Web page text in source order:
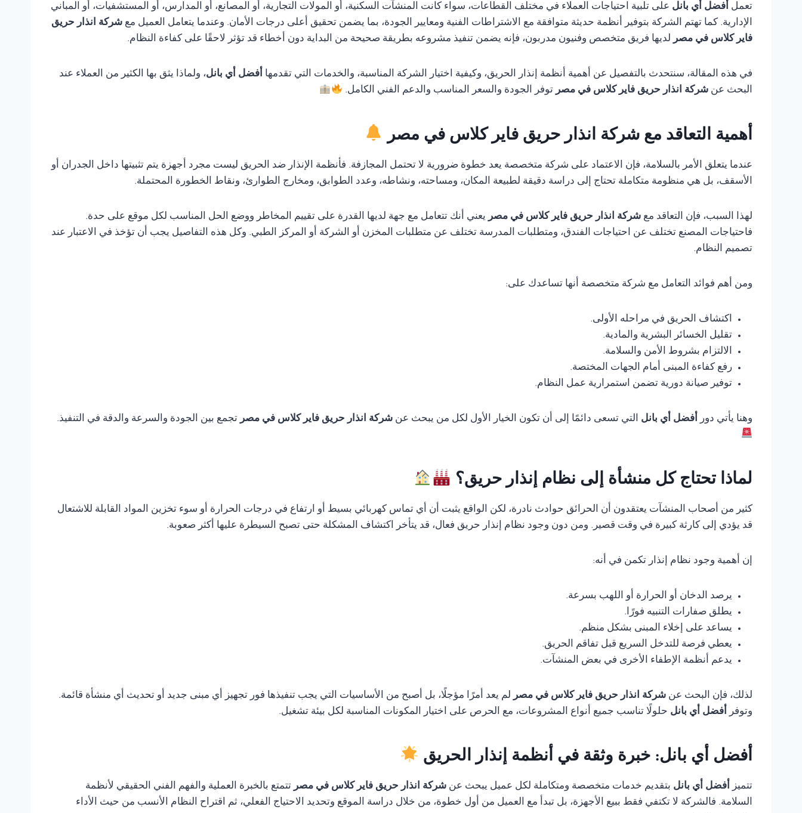
تعمل أفضل أي بانل على تلبية احتياجات العملاء في مختلف القطاعات، سواء كانت المنشآت السكنية، أو المولات التجارية، أو المصانع، أو المدارس، أو المستشفيات، أو المباني
الإدارية. كما تهتم الشركة بتوفير أنظمة حديثة متوافقة مع الاشتراطات الفنية ومعايير الجودة، بما يضمن تحقيق أعلى درجات الأمان. وعندما يتعامل العميل مع شركة انذار حريق
فاير كلاس في مصر لديها فريق متخصص وفنيون مدربون، فإنه يضمن تنفيذ مشروعه بطريقة صحيحة من البداية دون أخطاء قد تؤثر لاحقًا على كفاءة النظام.
في هذه المقالة، سنتحدث بالتفصيل عن أهمية أنظمة إنذار الحريق، وكيفية اختيار الشركة المناسبة، والخدمات التي تقدمها أفضل أي بانل، ولماذا يثق بها الكثير من العملاء عند
البحث عن شركة انذار حريق فاير كلاس في مصر توفر الجودة والسعر المناسب والدعم الفني الكامل.
أهمية التعاقد مع شركة انذار حريق فاير كلاس في مصر
عندما يتعلق الأمر بالسلامة، فإن الاعتماد على شركة متخصصة يعد خطوة ضرورية لا تحتمل المجازفة. فأنظمة الإنذار ضد الحريق ليست مجرد أجهزة يتم تثبيتها داخل الجدران أو
الأسقف، بل هي منظومة متكاملة تحتاج إلى دراسة دقيقة لطبيعة المكان، ومساحته، ونشاطه، وعدد الطوابق، ومخارج الطوارئ، ونقاط الخطورة المحتملة.
لهذا السبب، فإن التعاقد مع شركة انذار حريق فاير كلاس في مصر يعني أنك تتعامل مع جهة لديها القدرة على تقييم المخاطر ووضع الحل المناسب لكل موقع على حدة.
فاحتياجات المصنع تختلف عن احتياجات الفندق، ومتطلبات المدرسة تختلف عن متطلبات المخزن أو الشركة أو المركز الطبي. وكل هذه التفاصيل يجب أن تؤخذ في الاعتبار عند
تصميم النظام.
ومن أهم فوائد التعامل مع شركة متخصصة أنها تساعدك على:
اكتشاف الحريق في مراحله الأولى.
تقليل الخسائر البشرية والمادية.
الالتزام بشروط الأمن والسلامة.
رفع كفاءة المبنى أمام الجهات المختصة.
توفير صيانة دورية تضمن استمرارية عمل النظام.
وهنا يأتي دور أفضل أي بانل التي تسعى دائمًا إلى أن تكون الخيار الأول لكل من يبحث عن شركة انذار حريق فاير كلاس في مصر تجمع بين الجودة والسرعة والدقة في التنفيذ.
لماذا تحتاج كل منشأة إلى نظام إنذار حريق؟
كثير من أصحاب المنشآت يعتقدون أن الحرائق حوادث نادرة، لكن الواقع يثبت أن أي تماس كهربائي بسيط أو ارتفاع في درجات الحرارة أو سوء تخزين المواد القابلة للاشتعال
قد يؤدي إلى كارثة كبيرة في وقت قصير. ومن دون وجود نظام إنذار حريق فعال، قد يتأخر اكتشاف المشكلة حتى تصبح السيطرة عليها أكثر صعوبة.
إن أهمية وجود نظام إنذار تكمن في أنه:
يرصد الدخان أو الحرارة أو اللهب بسرعة.
يطلق صفارات التنبيه فورًا.
يساعد على إخلاء المبنى بشكل منظم.
يعطي فرصة للتدخل السريع قبل تفاقم الحريق.
يدعم أنظمة الإطفاء الأخرى في بعض المنشآت.
لذلك، فإن البحث عن شركة انذار حريق فاير كلاس في مصر لم يعد أمرًا مؤجلًا، بل أصبح من الأساسيات التي يجب تنفيذها فور تجهيز أي مبنى جديد أو تحديث أي منشأة قائمة.
وتوفر أفضل أي بانل حلولًا تناسب جميع أنواع المشروعات، مع الحرص على اختيار المكونات المناسبة لكل بيئة تشغيل.
أفضل أي بانل: خبرة وثقة في أنظمة إنذار الحريق
تتميز أفضل أي بانل بتقديم خدمات متخصصة ومتكاملة لكل عميل يبحث عن شركة انذار حريق فاير كلاس في مصر تتمتع بالخبرة العملية والفهم الفني الحقيقي لأنظمة
السلامة. فالشركة لا تكتفي فقط ببيع الأجهزة، بل تبدأ مع العميل من أول خطوة، من خلال دراسة الموقع وتحديد الاحتياج الفعلي، ثم اقتراح النظام الأنسب من حيث الأداء